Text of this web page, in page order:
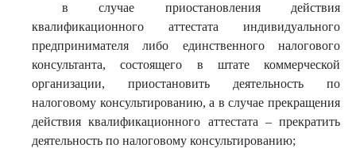
в случае приостановления действия
квалификационного аттестата индивидуального
предпринимателя либо единственного налогового
консультанта, состоящего в штате коммерческой
организации, приостановить деятельность по
налоговому консультированию, а в случае прекращения
действия квалификационного аттестата – прекратить
деятельность по налоговому консультированию;